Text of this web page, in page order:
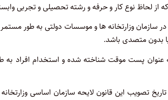
لحاظ نوع کار و حرفه و رشته تحصیلی و تجربی
سازمان وزارتخانه ها و موسسات دولتی به طور
بدون متصدی باشد.
عنوان پست موقت شناخته شده و استخدام افراد
تصویب این قانون لایحه سازمان اساسی